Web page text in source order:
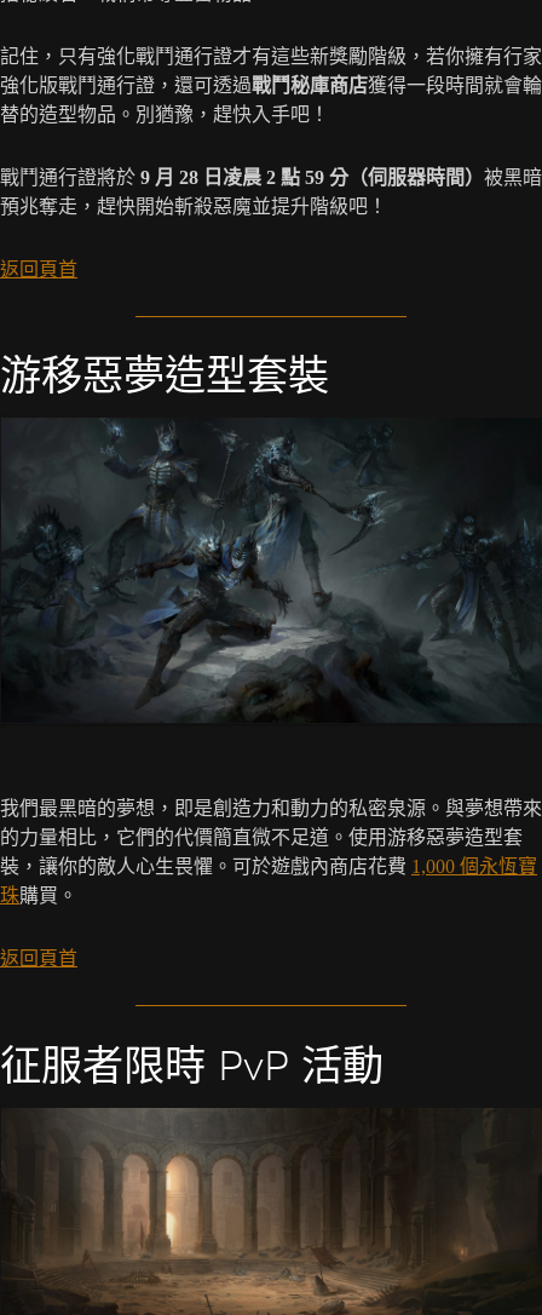
記住，只有強化戰鬥通行證才有這些新獎勵階級，若你擁有行家
強化版戰鬥通行證，還可透過戰鬥秘庫商店獲得一段時間就會輪
替的造型物品。別猶豫，趕快入手吧！
戰鬥通行證將於 9 月 28 日凌晨 2 點 59 分（伺服器時間） 被黑暗
預兆奪走，趕快開始斬殺惡魔並提升階級吧！
返回頁首
游移惡夢造型套裝
我們最黑暗的夢想，即是創造力和動力的私密泉源。與夢想帶來
的力量相比，它們的代價簡直微不足道。使用游移惡夢造型套
裝，讓你的敵人心生畏懼。可於遊戲內商店花費 1,000 個永恆寶
珠購買。
返回頁首
征服者限時 PvP 活動